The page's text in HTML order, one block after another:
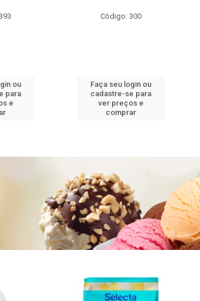
ou
para
e
Código: 300
Faça seu login ou
cadastre-se para
ver preços e
comprar